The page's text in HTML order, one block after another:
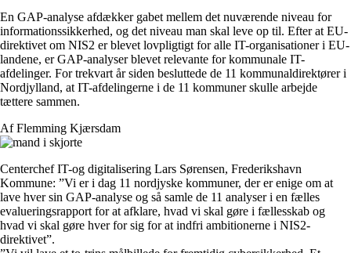
En GAP-analyse afdækker gabet mellem det nuværende niveau for
informationssikkerhed, og det niveau man skal leve op til. Efter at EU-
direktivet om NIS2 er blevet lovpligtigt for alle IT-organisationer i EU-
landene, er GAP-analyser blevet relevante for kommunale IT-
afdelinger. For trekvart år siden besluttede de 11 kommunaldirektører i
Nordjylland, at IT-afdelingerne i de 11 kommuner skulle arbejde
tættere sammen.
Af Flemming Kjærsdam
Centerchef IT-og digitalisering Lars Sørensen, Frederikshavn
Kommune: ”Vi er i dag 11 nordjyske kommuner, der er enige om at
lave hver sin GAP-analyse og så samle de 11 analyser i en fælles
evalueringsrapport for at afklare, hvad vi skal gøre i fællesskab og
hvad vi skal gøre hver for sig for at indfri ambitionerne i NIS2-
direktivet”.